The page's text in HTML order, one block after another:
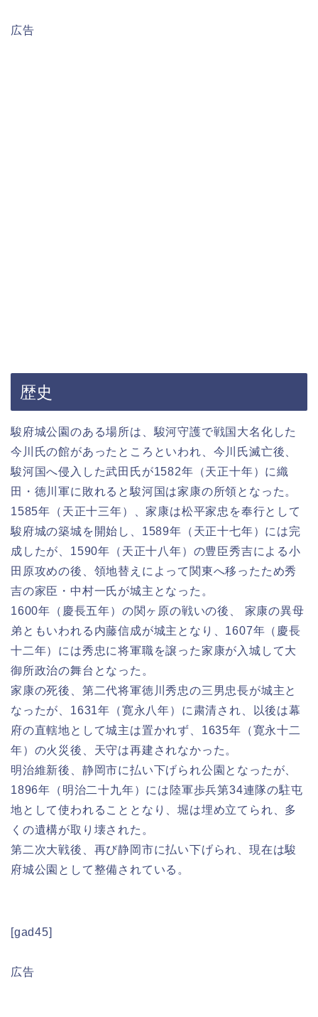
広告
歴史
駿府城公園のある場所は、駿河守護で戦国大名化した
今川氏の館があったところといわれ、今川氏滅亡後、
駿河国へ侵入した武田氏が1582年（天正十年）に織
田・徳川軍に敗れると駿河国は家康の所領となった。
1585年（天正十三年）、家康は松平家忠を奉行として
駿府城の築城を開始し、1589年（天正十七年）には完
成したが、1590年（天正十八年）の豊臣秀吉による小
田原攻めの後、領地替えによって関東へ移ったため秀
吉の家臣・中村一氏が城主となった。
1600年（慶長五年）の関ヶ原の戦いの後、 家康の異母
弟ともいわれる内藤信成が城主となり、1607年（慶長
十二年）には秀忠に将軍職を譲った家康が入城して大
御所政治の舞台となった。
家康の死後、第二代将軍徳川秀忠の三男忠長が城主と
なったが、1631年（寛永八年）に粛清され、以後は幕
府の直轄地として城主は置かれず、1635年（寛永十二
年）の火災後、天守は再建されなかった。
明治維新後、静岡市に払い下げられ公園となったが、
1896年（明治二十九年）には陸軍歩兵第34連隊の駐屯
地として使われることとなり、堀は埋め立てられ、多
くの遺構が取り壊された。
第二次大戦後、再び静岡市に払い下げられ、現在は駿
府城公園として整備されている。
[gad45]
広告